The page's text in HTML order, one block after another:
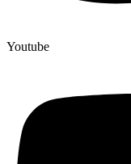
Youtube